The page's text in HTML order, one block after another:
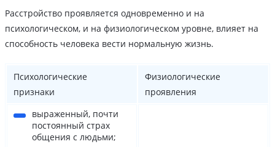
Расстройство проявляется одновременно и на
психологическом, и на физиологическом уровне, влияет на
способность человека вести нормальную жизнь.
Психологические
признаки
Физиологические
проявления
выраженный, почти
постоянный страх
общения с людьми;